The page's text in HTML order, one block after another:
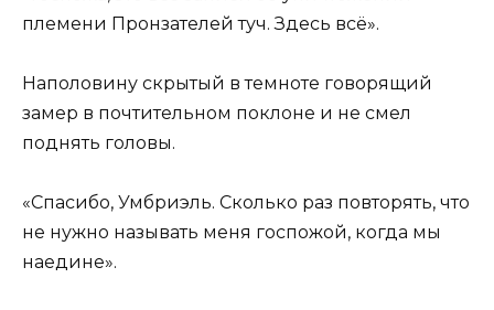
племени Пронзателей туч. Здесь всё».
Наполовину скрытый в темноте говорящий
замер в почтительном поклоне и не смел
поднять головы.
«Спасибо, Умбриэль. Сколько раз повторять, что
не нужно называть меня госпожой, когда мы
наедине».